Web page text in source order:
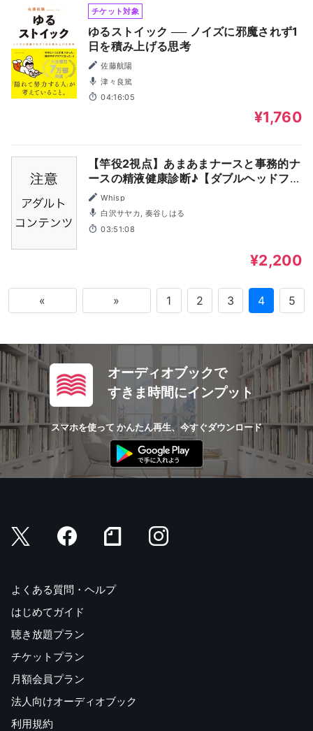
チケット対象
ゆるストイック ── ノイズに邪魔されず1
日を積み上げる思考
佐藤航陽
津々良篤
04:16:05
¥1,760
【竿役2視点】あまあまナースと事務的ナ
ースの精液健康診断♪【ダブルヘッドフォ
ーリー】
Whisp
白沢サヤカ, 奏谷しはる
03:51:08
¥2,200
« » 1 2 3 4 5
オーディオブックで
すきま時間にインプット
スマホを使って かんたん再生、今すぐダウンロード
よくある質問・ヘルプ
はじめてガイド
聴き放題プラン
チケットプラン
月額会員プラン
法人向けオーディオブック
利用規約